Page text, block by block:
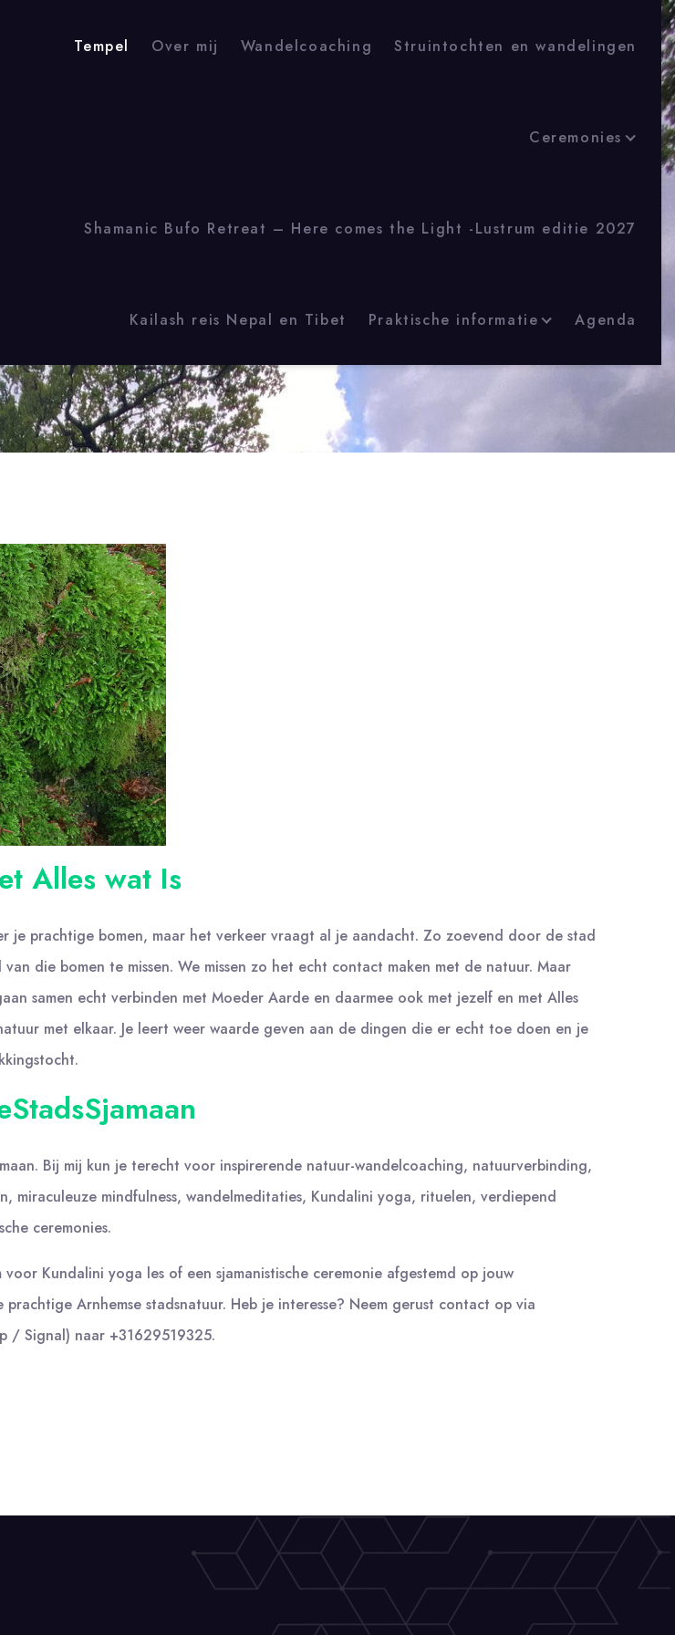
Tempel Over mij Wandelcoaching Struintochten en wandelingen
Ceremonies
Shamanic Bufo Retreat – Here comes the Light -Lustrum editie 2027
Kailash reis Nepal en Tibet Praktische informatie Agenda
Alles wat Is
je prachtige bomen, maar het verkeer vraagt al je aandacht. Zo zoevend door de stad
die bomen te missen. We missen zo het echt contact maken met de natuur. Maar
samen echt verbinden met Moeder Aarde en daarmee ook met jezelf en met Alles
met elkaar. Je leert weer waarde geven aan de dingen die er echt toe doen en je
Bij mij kun je terecht voor inspirerende natuur-wandelcoaching, natuurverbinding,
miraculeuze mindfulness, wandelmeditaties, Kundalini yoga, rituelen, verdiepend
ceremonies.
Kundalini yoga les of een sjamanistische ceremonie afgestemd op jouw
Arnhemse stadsnatuur. Heb je interesse? Neem gerust contact op via
/ Signal) naar +31629519325.